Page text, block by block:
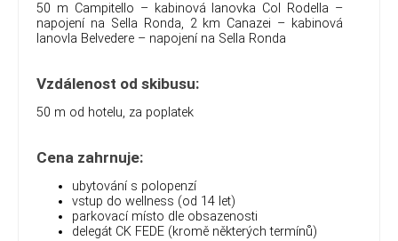
50 m Campitello – kabinová lanovka Col Rodella –
napojení na Sella Ronda, 2 km Canazei – kabinová
lanovla Belvedere – napojení na Sella Ronda
Vzdálenost od skibusu:
50 m od hotelu, za poplatek
Cena zahrnuje:
ubytování s polopenzí
vstup do wellness (od 14 let)
parkovací místo dle obsazenosti
delegát CK FEDE (kromě některých termínů)